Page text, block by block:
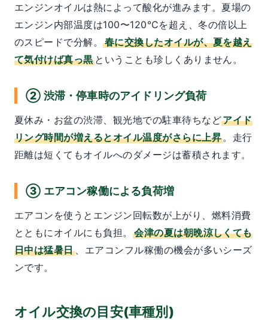
エンジンオイルは熱によって酸化が進みます。夏場の
エンジン内部温度は100〜120℃を超え、冬の倍以上
のスピードで分解。春に交換したオイルが、夏を越え
て気付けば真っ黒 ということも珍しくありません。
② 渋滞・停車時のアイドリング負荷
夏休み・お盆の渋滞、観光地での駐車待ちなどアイド
リング時間が増えるとオイル温度がさらに上昇。走行
距離は短くてもオイルへのダメージは蓄積されます。
③ エアコン稼働による負荷増
エアコンを使うとエンジン回転数が上がり、燃料消費
とともにオイルにも負担。
会津の夏は朝晩涼しくても
日中は猛暑日
、エアコンフル稼働の機会が多いシーズ
ンです。
オイル交換の目安(車種別)